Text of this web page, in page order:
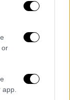
or
με
του. Για να
στη
, αντί να